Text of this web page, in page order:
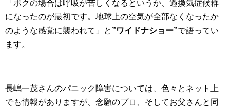
「ボクの場合は呼吸が苦しくなるというか、過換気症候群
になったのが最初です。地球上の空気が全部なくなったか
のような感覚に襲われて」と ”ワイドナショー”で語ってい
ます。
長嶋一茂さんのパニック障害については、色々とネット上
でも情報がありますが、念願のプロ、そしてお父さんと同